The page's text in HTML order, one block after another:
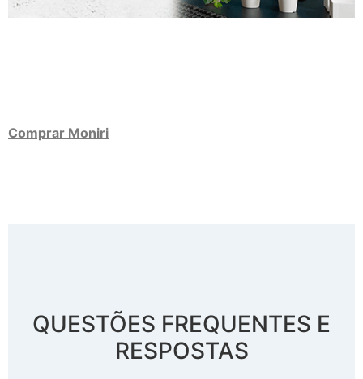
Comprar Moniri
QUESTÕES FREQUENTES E
RESPOSTAS